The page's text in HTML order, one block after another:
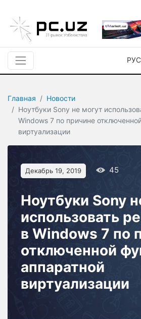
РУС
Главная
Новости
Ноутбуки Sony не могут
Windows 7 по причине
виртуализации
Декабрь 19, 2019 45
Ноутбуки Sony
использовать
в Windows 7 по
отключенной
аппаратной
виртуализации